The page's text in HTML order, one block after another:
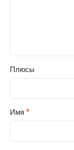
Плюсы
Имя *